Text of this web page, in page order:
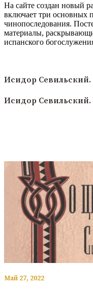
На сайте создан новый
включает три основных
чинопоследования.
материалы,
испанского
Исидор
Исидор
​​Май 27, 2022